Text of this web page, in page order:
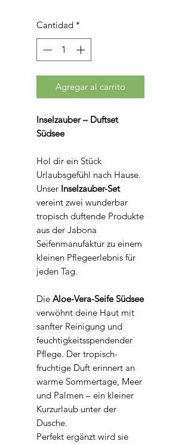
Cantidad *
Agregar al carrito
Inselzauber – Duftset
Südsee
Hol dir ein Stück
Urlaubsgefühl nach Hause.
Unser Inselzauber-Set
vereint zwei wunderbar
tropisch duftende Produkte
aus der Jabona
Seifenmanufaktur zu einem
kleinen Pflegeerlebnis für
jeden Tag.
Die Aloe-Vera-Seife Südsee
verwöhnt deine Haut mit
sanfter Reinigung und
feuchtigkeitsspendender
Pflege. Der tropisch-
fruchtige Duft erinnert an
warme Sommertage, Meer
und Palmen – ein kleiner
Kurzurlaub unter der
Dusche.
Perfekt ergänzt wird sie